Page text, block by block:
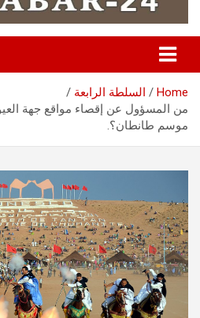
Home
السلطة الرابعة
موسم طانطان؟.